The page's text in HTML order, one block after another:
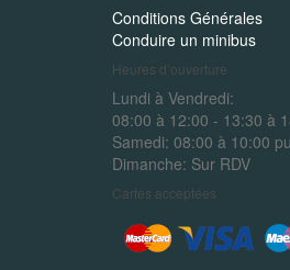
Conditions Générales
Conduire un minibus
Heures d’ouverture
Lundi à Vendredi:
08:00 à 12:00 - 13:30 à
Samedi: 08:00 à 10:00
Dimanche: Sur RDV
Cartes acceptées